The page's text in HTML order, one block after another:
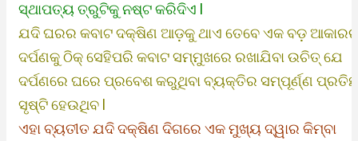
ସ୍ଥାପତ୍ୟ ତ୍ରୁଟିକୁ ନଷ୍ଟ କରିଦିଏ l
ଯଦି ଘରର କବାଟ ଦକ୍ଷିଣ ଆଡ଼କୁ ଥାଏ ତେବେ ଏକ ବଡ଼
ଦର୍ପଣକୁ ଠିକ୍ ସେହିପରି କବାଟ ସମ୍ମୁଖରେ ରଖାଯିବା ଉଚିତ୍ ଯେ
ଦର୍ପଣରେ ଘରେ ପ୍ରବେଶ କରୁଥିବା ବ୍ୟକ୍ତିର ସମ୍ପୂର୍ଣ୍ଣ
ସୃଷ୍ଟି ହେଉଥିବ l
ଏହା ବ୍ୟତୀତ ଯଦି ଦକ୍ଷିଣ ଦିଗରେ ଏକ ମୁଖ୍ୟ ଦ୍ୱାର କିମ୍ବା